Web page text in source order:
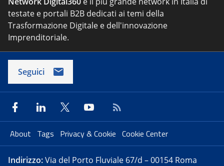
testate e portali B2B dedicati ai temi della
Trasformazione Digitale e dell'innovazione
Imprenditoriale.
Seguici
About Tags Privacy & Cookie Cookie Center
Indirizzo:Via del Porto Fluviale 67/d – 00154 Roma